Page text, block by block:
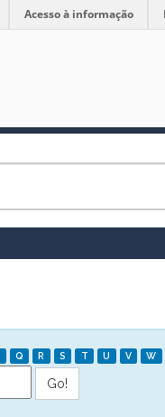
Acesso à informação
Q R S T U V W